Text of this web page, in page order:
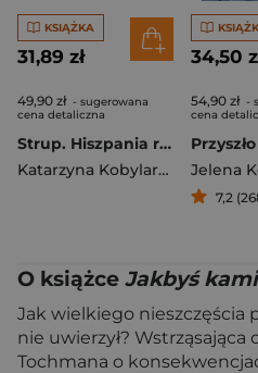
KSIĄŻKA
31,89 zł
49,90 zł - sugerowana
cena detaliczna
Strup. Hiszpania rozdrapuje rany
Katarzyna Kobylarczyk
34,50
54,90 zł -
cena
7,2
O książce Jakbyś
Jak wielkiego nieszczęścia
nie uwierzył?
Tochmana o